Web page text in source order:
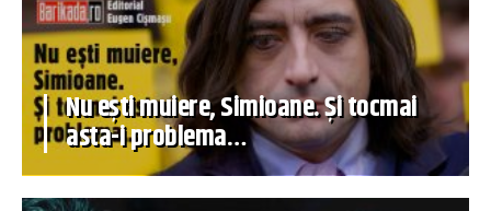
Nu ești muiere, Simioane. Și tocmai
asta-i problema…